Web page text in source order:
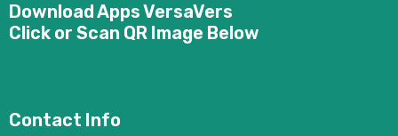
Download Apps VersaVers
Click or Scan QR Image Below
Contact Info